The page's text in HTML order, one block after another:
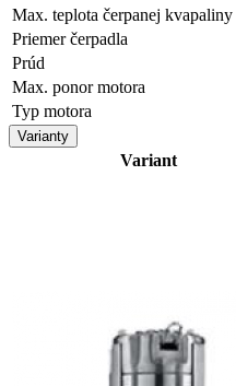
Max. teplota čerpanej kvapaliny
Priemer čerpadla
Prúd
Max. ponor motora
Typ motora
Varianty
Variant